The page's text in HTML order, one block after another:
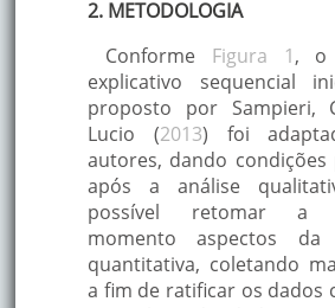
2. METODOLOGIA
Conforme Figura 1, o
explicativo sequencial
proposto por Sampieri,
Lucio (2013) foi
autores, dando condições
após a análise
possível retomar a
momento aspectos da
quantitativa, coletando
a fim de ratificar os dados